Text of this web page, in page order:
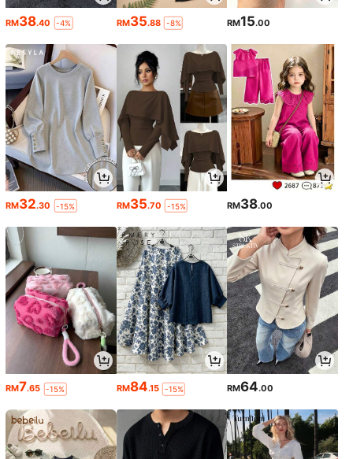
RM38.40 -4% RM35.88 -8% RM15.00
RM32.30 -15% RM35.70 -15% RM38.00
RM7.65 -15% RM84.15 -15% RM64.00